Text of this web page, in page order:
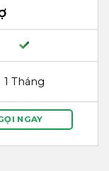
1 Tháng
NGAY